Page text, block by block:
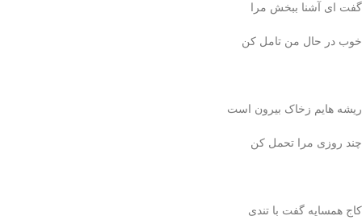
گفت ای آشنا ببخش مرا
خوب در حال من تامل کن
ریشه هایم زخاک بیرون است
چند روزی مرا تحمل کن
کاج همسایه گفت با تندی